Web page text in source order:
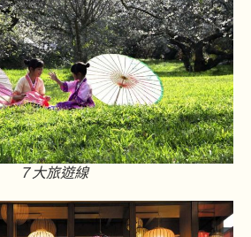
７大旅遊線